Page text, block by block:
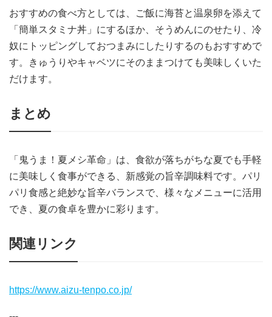
おすすめの食べ方としては、ご飯に海苔と温泉卵を添えて
「簡単スタミナ丼」にするほか、そうめんにのせたり、冷
奴にトッピングしておつまみにしたりするのもおすすめで
す。きゅうりやキャベツにそのままつけても美味しくいた
だけます。
まとめ
「鬼うま！夏メシ革命」は、食欲が落ちがちな夏でも手軽
に美味しく食事ができる、新感覚の旨辛調味料です。パリ
パリ食感と絶妙な旨辛バランスで、様々なメニューに活用
でき、夏の食卓を豊かに彩ります。
関連リンク
https://www.aizu-tenpo.co.jp/